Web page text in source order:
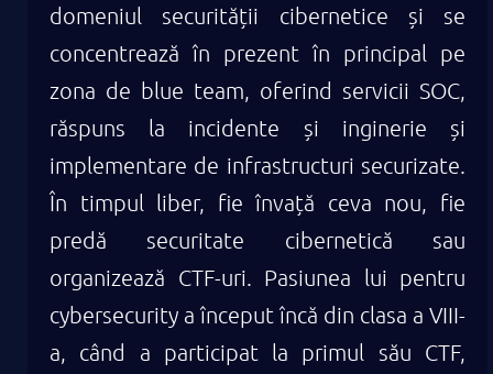
domeniul securității cibernetice și se
concentrează în prezent în principal pe
zona de blue team, oferind servicii SOC,
răspuns la incidente și inginerie și
implementare de infrastructuri securizate.
În timpul liber, fie învață ceva nou, fie
predă securitate cibernetică sau
organizează CTF-uri. Pasiunea lui pentru
cybersecurity a început încă din clasa a VIII-
a, când a participat la primul său CTF,